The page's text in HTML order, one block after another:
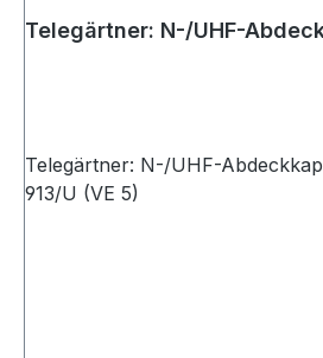
Telegärtner: N-/UHF-
Telegärtner: N-/UHF-Abdeckkappe, mit
913/U (VE 5)